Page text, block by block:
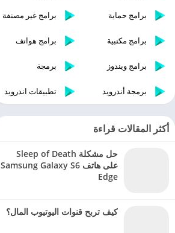
برامج حماية
برامج غير مصنفة
برامج مكتبية برامج هواتف
برامج ويندوز برمجة
برمجة أندرويد تطبيقات اندرويد
أكثر المقالات قراءة
حل مشكلة Sleep of Death
على هاتف Samsung Galaxy S6
Edge
كيف تربح قنوات اليوتيوب المال؟